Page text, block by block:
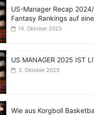
US-Manager Recap
Fantasy Rankings auf
14. Oktober 2025
US MANAGER 2025 IST
3. Oktober 2025
Wie aus Korgboll